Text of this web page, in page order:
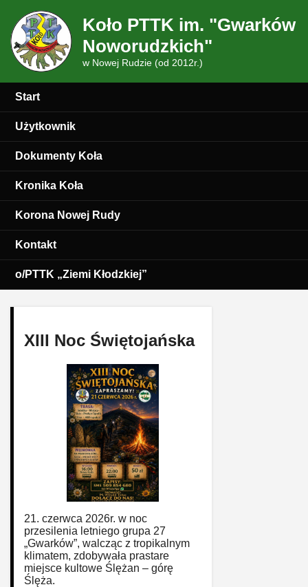
Koło PTTK im. "Gwarków
Noworudzkich"
w Nowej Rudzie (od 2012r.)
Start
Użytkownik
Dokumenty Koła
Kronika Koła
Korona Nowej Rudy
Kontakt
o/PTTK „Ziemi Kłodzkiej”
XIII Noc Świętojańska
21. czerwca 2026r. w noc
przesilenia letniego grupa 27
„Gwarków”, walcząc z tropikalnym
klimatem, zdobywała prastare
miejsce kultowe Ślężan – górę
Ślęża.